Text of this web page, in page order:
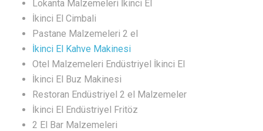
Lokanta Malzemeleri İkinci El
İkinci El Cimbali
Pastane Malzemeleri 2 el
İkinci El Kahve Makinesi
Otel Malzemeleri Endüstriyel İkinci El
İkinci El Buz Makinesi
Restoran Endüstriyel 2 el Malzemeler
İkinci El Endüstriyel Fritöz
2 El Bar Malzemeleri